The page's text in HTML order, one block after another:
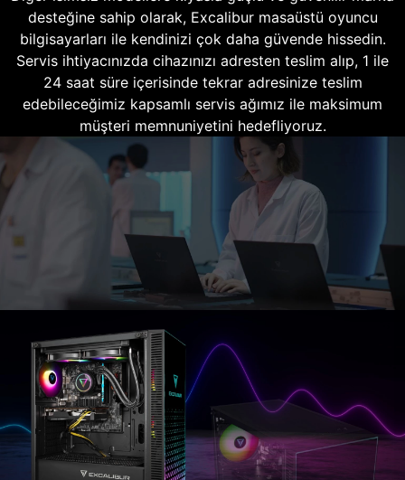
desteğine sahip olarak, Excalibur masaüstü oyuncu
bilgisayarları ile kendinizi çok daha güvende hissedin.
Servis ihtiyacınızda cihazınızı adresten teslim alıp, 1 ile
24 saat süre içerisinde tekrar adresinize teslim
edebileceğimiz kapsamlı servis ağımız ile maksimum
müşteri memnuniyetini hedefliyoruz.